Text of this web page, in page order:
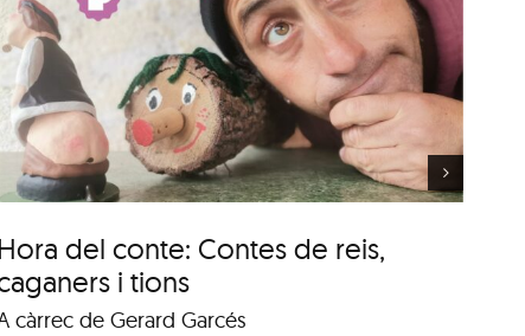
Hora del conte: Contes de reis,
i tions
càrrec de Gerard Garcés
Club de lectura: ‘Mans
Negres’, de Jordi de
Manuel